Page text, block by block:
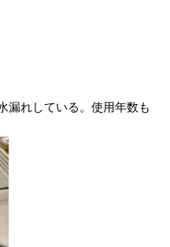
漏れしている。使用年数も